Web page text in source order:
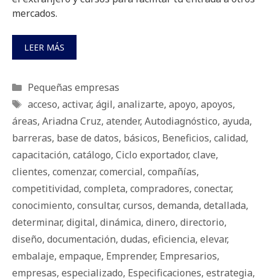
mercados.
LEER MÁS
Categorías
Pequeñas empresas
Etiquetas
acceso, activar, ágil, analizarte, apoyo, apoyos,
áreas, Ariadna Cruz, atender, Autodiagnóstico, ayuda,
barreras, base de datos, básicos, Beneficios, calidad,
capacitación, catálogo, Ciclo exportador, clave,
clientes, comenzar, comercial, compañías,
competitividad, completa, compradores, conectar,
conocimiento, consultar, cursos, demanda, detallada,
determinar, digital, dinámica, dinero, directorio,
diseño, documentación, dudas, eficiencia, elevar,
embalaje, empaque, Emprender, Empresarios,
empresas, especializado, Especificaciones, estrategia,